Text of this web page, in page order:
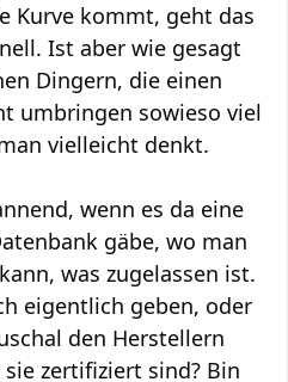
Kurve kommt, geht das
Ist aber wie gesagt
Dingern, die einen
umbringen sowieso viel
vielleicht denkt.
wenn es da eine
gäbe, wo man
was zugelassen ist.
eigentlich geben, oder
den Herstellern
zertifiziert sind? Bin